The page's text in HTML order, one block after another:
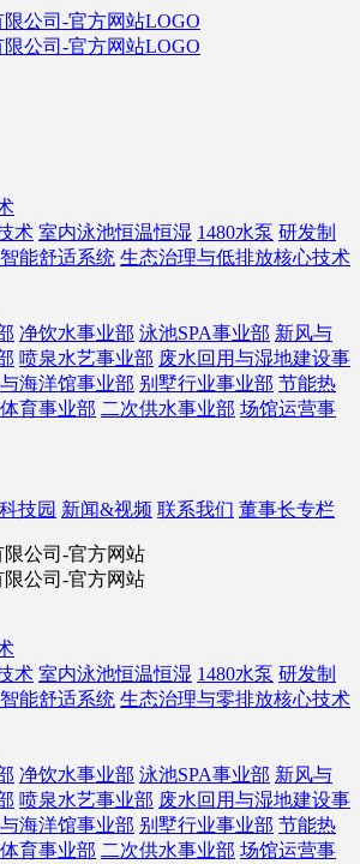
术 室内泳池恒温恒湿 1480水泵 研发制
能舒适系统 生态治理与低排放核心技术
净饮水事业部 泳池SPA事业部 新风与
喷泉水艺事业部 废水回用与湿地建设事
海洋馆事业部 别墅行业事业部 节能热
育事业部 二次供水事业部 场馆运营事
技园 新闻&视频 联系我们 董事长专栏
术 室内泳池恒温恒湿 1480水泵 研发制
能舒适系统 生态治理与零排放核心技术
净饮水事业部 泳池SPA事业部 新风与
喷泉水艺事业部 废水回用与湿地建设事
海洋馆事业部 别墅行业事业部 节能热
育事业部 二次供水事业部 场馆运营事